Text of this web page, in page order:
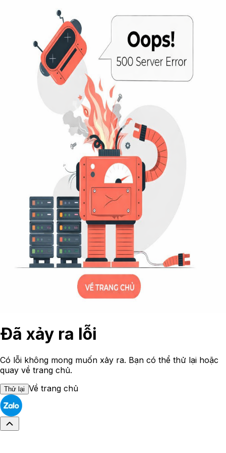
Đã xảy ra lỗi
Có lỗi không mong muốn xảy ra. Bạn có thể thử lại hoặc
quay về trang chủ.
Thử lại Về trang chủ